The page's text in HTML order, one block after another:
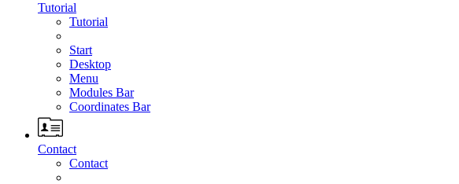
Tutorial
Tutorial
Start
Desktop
Menu
Modules Bar
Coordinates Bar
Contact
Contact